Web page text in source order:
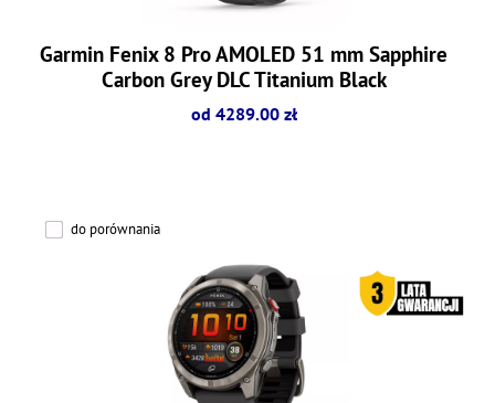
Garmin Fenix 8 Pro AMOLED 51 mm Sapphire
Carbon Grey DLC Titanium Black
od 4289.00 zł
do porównania